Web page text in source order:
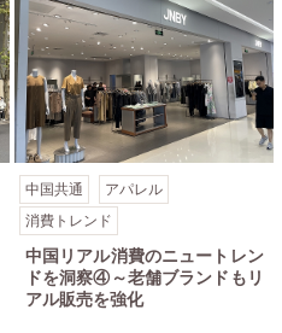
中国共通
アパレル
消費トレンド
中国リアル消費のニュートレン
ドを洞察④～老舗ブランドもリ
アル販売を強化